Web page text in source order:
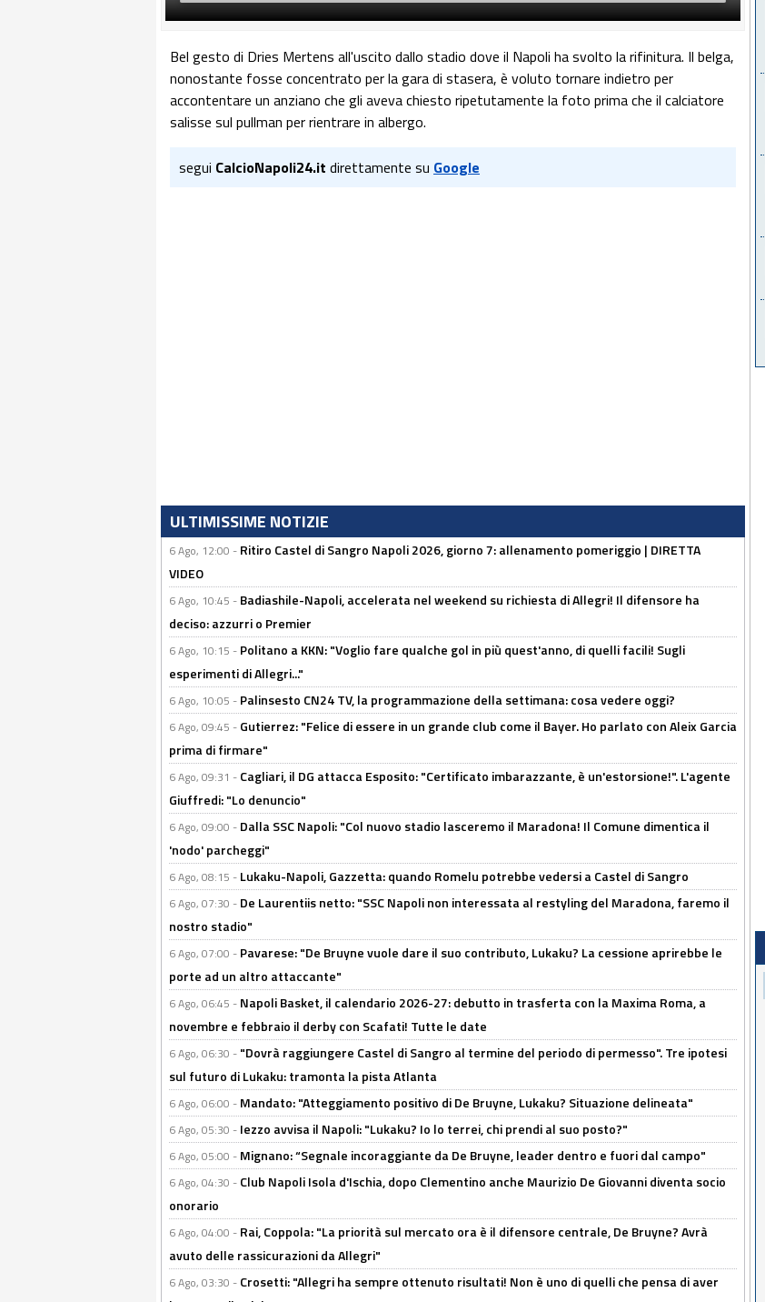
Bel gesto di Dries Mertens all'uscito dallo stadio dove il Napoli ha svolto la rifinitura. Il belga,
nonostante fosse concentrato per la gara di stasera, è voluto tornare indietro per
accontentare un anziano che gli aveva chiesto ripetutamente la foto prima che il calciatore
salisse sul pullman per rientrare in albergo.
segui CalcioNapoli24.it direttamente su Google
ULTIMISSIME NOTIZIE
6 Ago, 12:00 - Ritiro Castel di Sangro Napoli 2026, giorno 7: allenamento pomeriggio | DIRETTA
VIDEO
6 Ago, 10:45 - Badiashile-Napoli, accelerata nel weekend su richiesta di Allegri! Il difensore ha
deciso: azzurri o Premier
6 Ago, 10:15 - Politano a KKN: "Voglio fare qualche gol in più quest'anno, di quelli facili! Sugli
esperimenti di Allegri..."
6 Ago, 10:05 - Palinsesto CN24 TV, la programmazione della settimana: cosa vedere oggi?
6 Ago, 09:45 - Gutierrez: "Felice di essere in un grande club come il Bayer. Ho parlato con Aleix Garcia
prima di firmare"
6 Ago, 09:31 - Cagliari, il DG attacca Esposito: "Certificato imbarazzante, è un'estorsione!". L'agente
Giuffredi: "Lo denuncio"
6 Ago, 09:00 - Dalla SSC Napoli: "Col nuovo stadio lasceremo il Maradona! Il Comune dimentica il
'nodo' parcheggi"
6 Ago, 08:15 - Lukaku-Napoli, Gazzetta: quando Romelu potrebbe vedersi a Castel di Sangro
6 Ago, 07:30 - De Laurentiis netto: "SSC Napoli non interessata al restyling del Maradona, faremo il
nostro stadio"
6 Ago, 07:00 - Pavarese: "De Bruyne vuole dare il suo contributo, Lukaku? La cessione aprirebbe le
porte ad un altro attaccante"
6 Ago, 06:45 - Napoli Basket, il calendario 2026-27: debutto in trasferta con la Maxima Roma, a
novembre e febbraio il derby con Scafati! Tutte le date
6 Ago, 06:30 - "Dovrà raggiungere Castel di Sangro al termine del periodo di permesso". Tre ipotesi
sul futuro di Lukaku: tramonta la pista Atlanta
6 Ago, 06:00 - Mandato: "Atteggiamento positivo di De Bruyne, Lukaku? Situazione delineata"
6 Ago, 05:30 - Iezzo avvisa il Napoli: "Lukaku? Io lo terrei, chi prendi al suo posto?"
6 Ago, 05:00 - Mignano: “Segnale incoraggiante da De Bruyne, leader dentro e fuori dal campo"
6 Ago, 04:30 - Club Napoli Isola d'Ischia, dopo Clementino anche Maurizio De Giovanni diventa socio
onorario
6 Ago, 04:00 - Rai, Coppola: "La priorità sul mercato ora è il difensore centrale, De Bruyne? Avrà
avuto delle rassicurazioni da Allegri"
6 Ago, 03:30 - Crosetti: "Allegri ha sempre ottenuto risultati! Non è uno di quelli che pensa di aver